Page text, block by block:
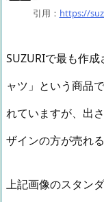
引用： https://
SUZURIで最も作
ャツ」という商品
れていますが、出
ザインの方が売れ
上記画像のスタン